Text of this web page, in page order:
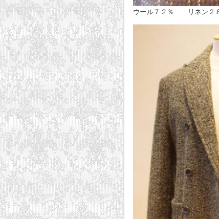
ウール７２％ リネン２